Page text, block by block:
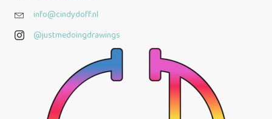
info@cindydoff.nl
@justmedoingdrawings
@justmedoingdrawings